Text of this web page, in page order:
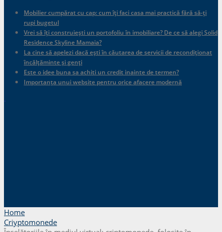
Mobilier cumpărat cu cap: cum îți faci casa mai practică fără să-ți
rupi bugetul
Vrei să îți construiești un portofoliu în imobiliare? De ce să alegi Solid
Residence Skyline Mamaia?
La cine să apelezi dacă ești în căutarea de servicii de recondiționat
încălțăminte și genți
Este o idee buna sa achiti un credit inainte de termen?
Importanța unui website pentru orice afacere modernă
.
Home
Criyptomonede